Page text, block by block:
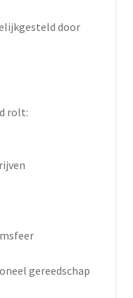
door
rolt:
gereedschap